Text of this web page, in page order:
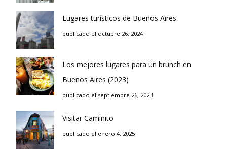
Lugares turísticos de Buenos Aires
publicado el octubre 26, 2024
Los mejores lugares para un brunch en
Buenos Aires (2023)
publicado el septiembre 26, 2023
Visitar Caminito
publicado el enero 4, 2025